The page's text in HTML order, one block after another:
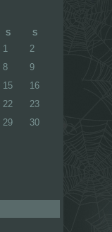
S S
1
2
8
9
15
16
22
23
29
30